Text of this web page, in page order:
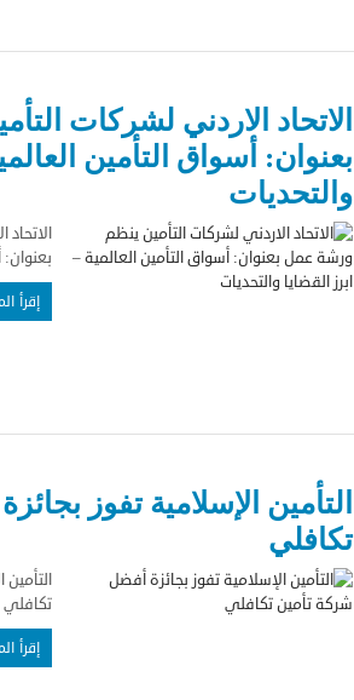
الاتحاد الاردني لشركات
بعنوان: أسواق التأمين
والتحديات
بعنوان:
إقرأ
التأمين الإسلامية تفوز
تكافلي
تكافلي
إقرأ